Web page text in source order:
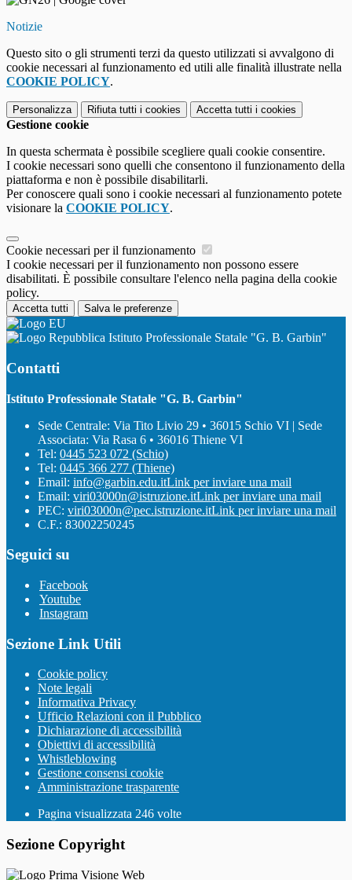
Notizie
Questo sito o gli strumenti terzi da questo utilizzati si avvalgono di
cookie necessari al funzionamento ed utili alle finalità illustrate nella
COOKIE POLICY.
Personalizza Rifiuta tutti i cookies Accetta tutti i cookies
Gestione cookie
In questa schermata è possibile scegliere quali cookie consentire.
I cookie necessari sono quelli che consentono il funzionamento della
piattaforma e non è possibile disabilitarli.
Per conoscere quali sono i cookie necessari al funzionamento potete
visionare la COOKIE POLICY.
Cookie necessari per il funzionamento
I cookie necessari per il funzionamento non possono essere
disabilitati. È possibile consultare l'elenco nella pagina della cookie
policy.
Accetta tutti Salva le preferenze
Istituto Professionale Statale "G. B. Garbin"
Contatti
Istituto Professionale Statale "G. B. Garbin"
Sede Centrale: Via Tito Livio 29 • 36015 Schio VI | Sede
Associata: Via Rasa 6 • 36016 Thiene VI
Tel: 0445 523 072 (Schio)
Tel: 0445 366 277 (Thiene)
Email: info@garbin.edu.itLink per inviare una mail
Email: viri03000n@istruzione.itLink per inviare una mail
PEC: viri03000n@pec.istruzione.itLink per inviare una mail
C.F.: 83002250245
Seguici su
Facebook
Youtube
Instagram
Sezione Link Utili
Cookie policy
Note legali
Informativa Privacy
Ufficio Relazioni con il Pubblico
Dichiarazione di accessibilità
Obiettivi di accessibilità
Whistleblowing
Gestione consensi cookie
Amministrazione trasparente
Pagina visualizzata 246 volte
Sezione Copyright